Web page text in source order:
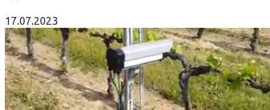
17.07.2023